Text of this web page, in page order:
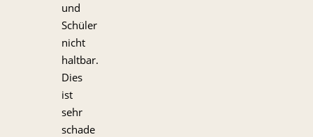
und
Schüler
nicht
haltbar.
Dies
ist
sehr
schade